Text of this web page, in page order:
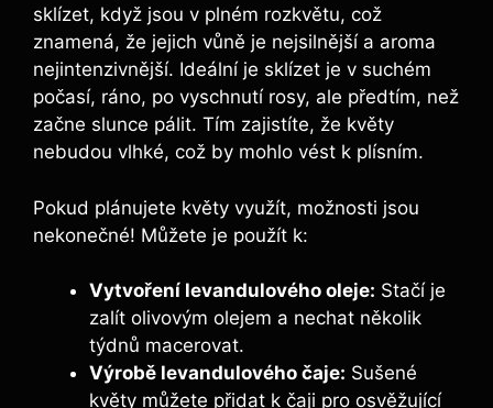
sklízet, když jsou v plném rozkvětu, což
znamená, že jejich vůně je nejsilnější a aroma
nejintenzivnější. Ideální je sklízet je v suchém
počasí, ráno, po vyschnutí rosy, ale předtím, než
začne slunce pálit. Tím zajistíte, že květy
nebudou vlhké, což by mohlo vést k plísním.
Pokud plánujete květy využít, možnosti jsou
nekonečné! Můžete je použít k:
Vytvoření levandulového oleje: Stačí je
zalít olivovým olejem a nechat několik
týdnů macerovat.
Výrobě levandulového čaje: Sušené
květy můžete přidat k čaji pro osvěžující